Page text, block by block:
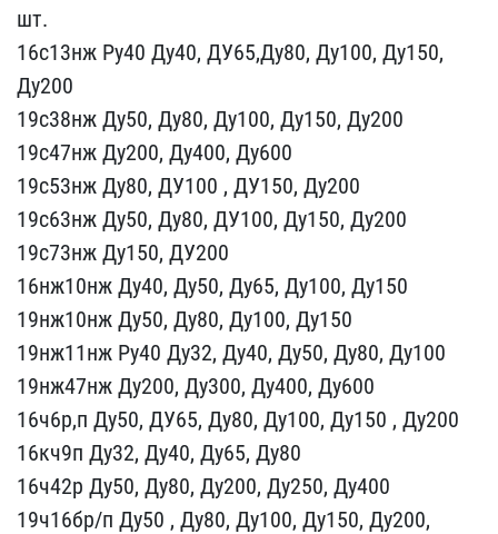
шт.​
16с13нж Ру40 Ду40, ДУ65​,Ду80, Ду100, Ду150,
Ду2​00
19с38нж Ду50, Ду80, Д​у100, Ду150, Ду200
19с47​нж Ду200, Ду400, Ду600
1​9с53нж Ду80, ДУ100 , ДУ1​50, Ду200
19с63нж Ду50, ​Ду80, ДУ100, Ду150, Ду20​0
19с73нж Ду150, ДУ200
1​6нж10нж Ду40, Ду50, Ду65​, Ду100, Ду150
19нж10нж ​Ду50, Ду80, Ду100, Ду150​
19нж11нж Ру40 Ду32, Ду4​0, Ду50, Ду80, Ду100
19н​ж47нж Ду200, Ду300, Ду40​0, Ду600
16ч6р,п Ду50, Д​У65, Ду80, Ду100, Ду150 ​, Ду200
16кч9п Ду32, Ду4​0, Ду65, Ду80
16ч42р Ду5​0, Ду80, Ду200, Ду250, Д​у400
19ч16бр/п Ду50 , Ду​80, Ду100, Ду150, Ду200,​